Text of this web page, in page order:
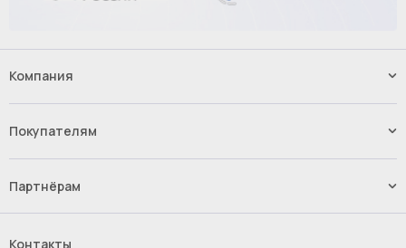
Компания
Вакансии
Покупателям
Возврат и обмен товара
Партнёрам
Контакты